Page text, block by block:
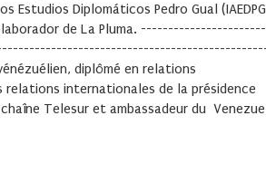
Estudios Diplomáticos Pedro Gual
de La Pluma.
diplômé en relations
internationales de la présidence
Telesur et ambassadeur du